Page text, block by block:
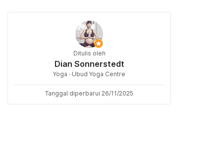
Ditulis oleh
Dian Sonnerstedt
Yoga · Ubud Yoga Centre
Tanggal diperbarui 26/11/2025